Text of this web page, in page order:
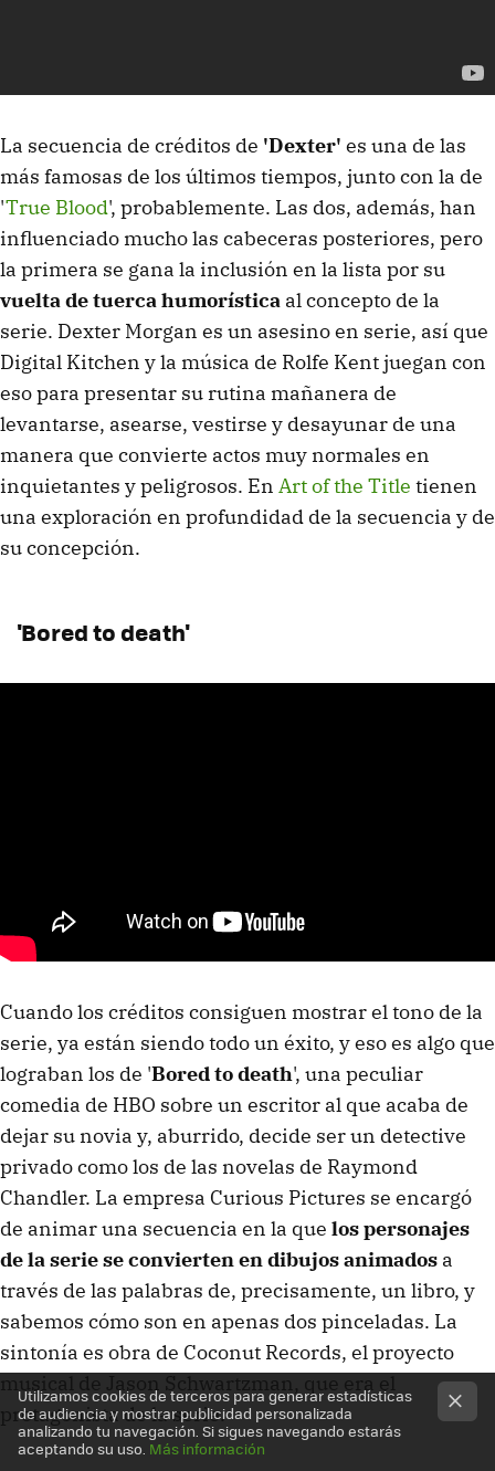
La secuencia de créditos de 'Dexter' es una de las
más famosas de los últimos tiempos, junto con la de
'True Blood', probablemente. Las dos, además, han
influenciado mucho las cabeceras posteriores, pero
la primera se gana la inclusión en la lista por su
vuelta de tuerca humorística al concepto de la
serie. Dexter Morgan es un asesino en serie, así que
Digital Kitchen y la música de Rolfe Kent juegan con
eso para presentar su rutina mañanera de
levantarse, asearse, vestirse y desayunar de una
manera que convierte actos muy normales en
inquietantes y peligrosos. En Art of the Title tienen
una exploración en profundidad de la secuencia y de
su concepción.
'Bored to death'
Cuando los créditos consiguen mostrar el tono de la
serie, ya están siendo todo un éxito, y eso es algo que
lograban los de 'Bored to death', una peculiar
comedia de HBO sobre un escritor al que acaba de
dejar su novia y, aburrido, decide ser un detective
privado como los de las novelas de Raymond
Chandler. La empresa Curious Pictures se encargó
de animar una secuencia en la que los personajes
de la serie se convierten en dibujos animados a
través de las palabras de, precisamente, un libro, y
sabemos cómo son en apenas dos pinceladas. La
sintonía es obra de Coconut Records, el proyecto
musical de Jason Schwartzman, que era el
protagonista de la serie.
Utilizamos cookies de terceros para generar estadísticas
de audiencia y mostrar publicidad personalizada
analizando tu navegación. Si sigues navegando estarás
aceptando su uso. Más información